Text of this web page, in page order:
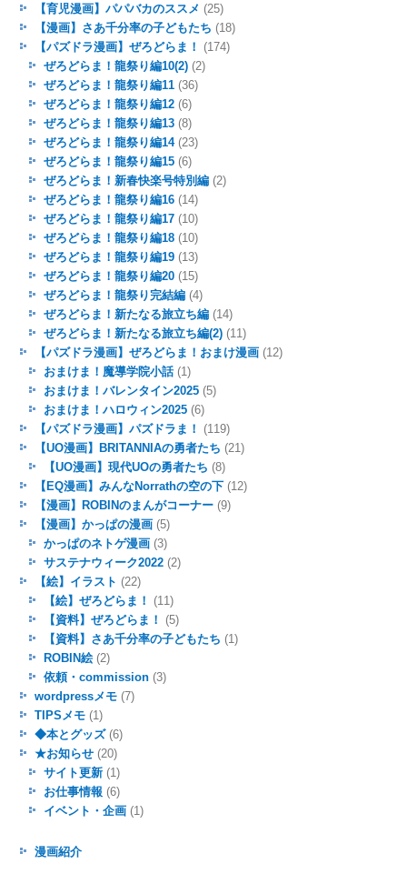
【育児漫画】パパバカのススメ (25)
【漫画】さあ千分率の子どもたち (18)
【パズドラ漫画】ぜろどらま！
(174)
ぜろどらま！龍祭り編10(2)(2)
ぜろどらま！龍祭り編11(36)
ぜろどらま！龍祭り編12(6)
ぜろどらま！龍祭り編13(8)
ぜろどらま！龍祭り編14(23)
ぜろどらま！龍祭り編15(6)
ぜろどらま！新春快楽号特別編(2)
ぜろどらま！龍祭り編16(14)
ぜろどらま！龍祭り編17(10)
ぜろどらま！龍祭り編18(10)
ぜろどらま！龍祭り編19(13)
ぜろどらま！龍祭り編20(15)
ぜろどらま！龍祭り完結編(4)
ぜろどらま！新たなる旅立ち編(14)
ぜろどらま！新たなる旅立ち編(2)(11)
【パズドラ漫画】ぜろどらま！おまけ漫画(12)
おまけま！魔導学院小話(1)
おまけま！バレンタイン2025(5)
おまけま！ハロウィン2025(6)
【パズドラ漫画】パズドラま！
(119)
【UO漫画】BRITANNIAの勇者たち (21)
【UO漫画】現代UOの勇者たち (8)
【EQ漫画】みんなNorrathの空の下(12)
【漫画】ROBINのまんがコーナー(9)
【漫画】かっぱの漫画(5)
かっぱのネトゲ漫画(3)
サステナウィーク2022(2)
【絵】イラスト (22)
【絵】ぜろどらま！
(11)
【資料】ぜろどらま！
(5)
【資料】さあ千分率の子どもたち (1)
ROBIN絵(2)
依頼・commission(3)
wordpressメモ(7)
TIPSメモ(1)
◆本とグッズ(6)
★お知らせ(20)
サイト更新(1)
お仕事情報 (6)
イベント・企画(1)
漫画紹介